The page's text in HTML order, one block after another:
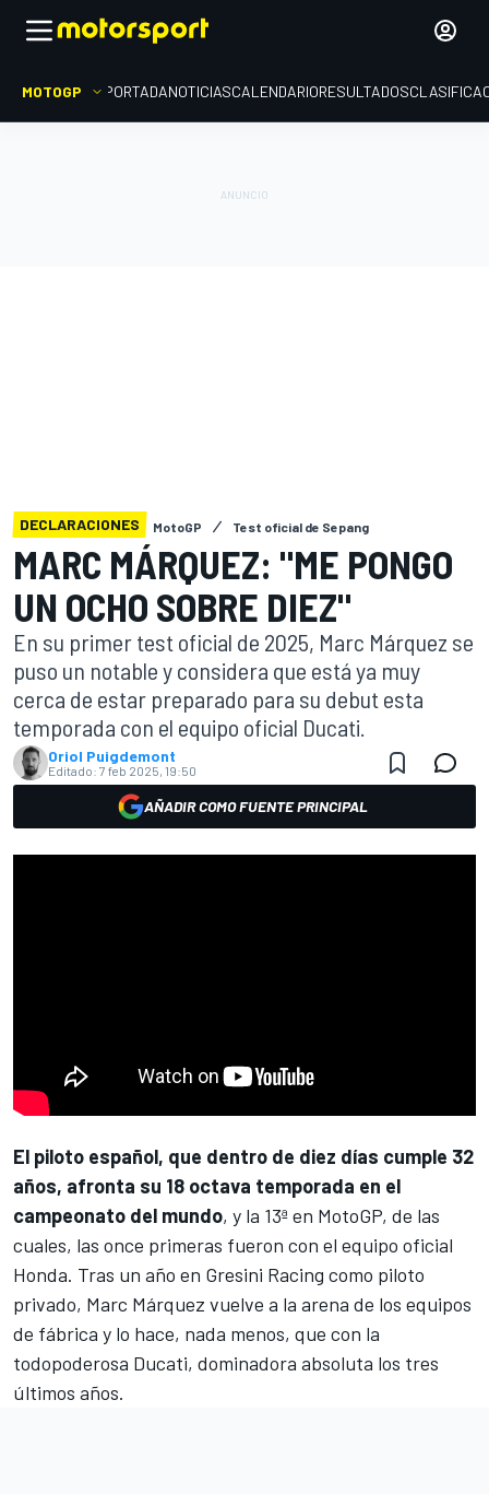
MOTOGP PORTADANOTICIASCALENDARIORESULTADOS
DECLARACIONES MotoGP Test oficial de Sepang
MARC MÁRQUEZ: "ME PONGO
UN OCHO SOBRE DIEZ"
En su primer test oficial de 2025, Marc Márquez se
puso un notable y considera que está ya muy
cerca de estar preparado para su debut esta
temporada con el equipo oficial Ducati.
Oriol Puigdemont
Editado: 7 feb 2025, 19:50
AÑADIR COMO FUENTE PRINCIPAL
El piloto español, que dentro de diez días cumple 32
años, afronta su 18 octava temporada en el
campeonato del mundo, y la 13ª en MotoGP, de las
cuales, las once primeras fueron con el equipo oficial
Honda. Tras un año en Gresini Racing como piloto
privado, Marc Márquez vuelve a la arena de los equipos
de fábrica y lo hace, nada menos, que con la
todopoderosa Ducati, dominadora absoluta los tres
últimos años.